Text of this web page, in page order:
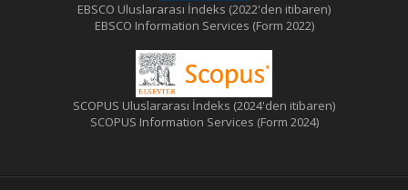
EBSCO Uluslararası İndeks (2022'den itibaren)
EBSCO Information Services (Form 2022)
SCOPUS Uluslararası İndeks (2024'den itibaren)
SCOPUS Information Services (Form 2024)